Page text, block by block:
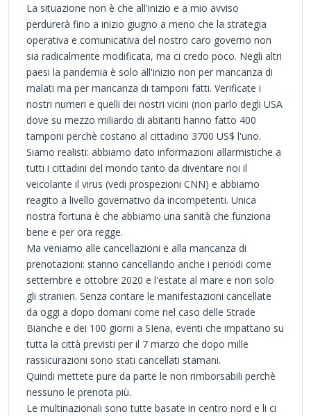
La situazione non è che all'inizio e a mio avviso
perdurerà fino a inizio giugno a meno che la strategia
operativa e comunicativa del nostro caro governo non
sia radicalmente modificata, ma ci credo poco. Negli altri
paesi la pandemia è solo all'inizio non per mancanza di
malati ma per mancanza di tamponi fatti. Verificate i
nostri numeri e quelli dei nostri vicini (non parlo degli USA
dove su mezzo miliardo di abitanti hanno fatto 400
tamponi perchè costano al cittadino 3700 US$ l'uno.
Siamo realisti: abbiamo dato informazioni allarmistiche a
tutti i cittadini del mondo tanto da diventare noi il
veicolante il virus (vedi prospezioni CNN) e abbiamo
reagito a livello governativo da incompetenti. Unica
nostra fortuna è che abbiamo una sanità che funziona
bene e per ora regge.
Ma veniamo alle cancellazioni e alla mancanza di
prenotazioni: stanno cancellando anche i periodi come
settembre e ottobre 2020 e l'estate al mare e non solo
gli stranieri. Senza contare le manifestazioni cancellate
da oggi a dopo domani come nel caso delle Strade
Bianche e dei 100 giorni a SIena, eventi che impattano su
tutta la città previsti per il 7 marzo che dopo mille
rassicurazioni sono stati cancellati stamani.
Quindi mettete pure da parte le non rimborsabili perchè
nessuno le prenota più.
Le multinazionali sono tutte basate in centro nord e li ci